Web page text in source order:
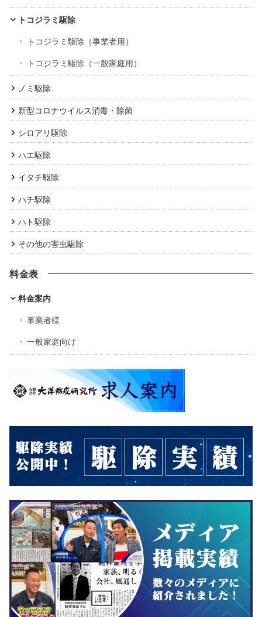
トコジラミ駆除
トコジラミ駆除（事業者用）
トコジラミ駆除（一般家庭用）
ノミ駆除
新型コロナウイルス消毒・除菌
シロアリ駆除
ハエ駆除
イタチ駆除
ハチ駆除
ハト駆除
その他の害虫駆除
料金表
料金案内
事業者様
一般家庭向け